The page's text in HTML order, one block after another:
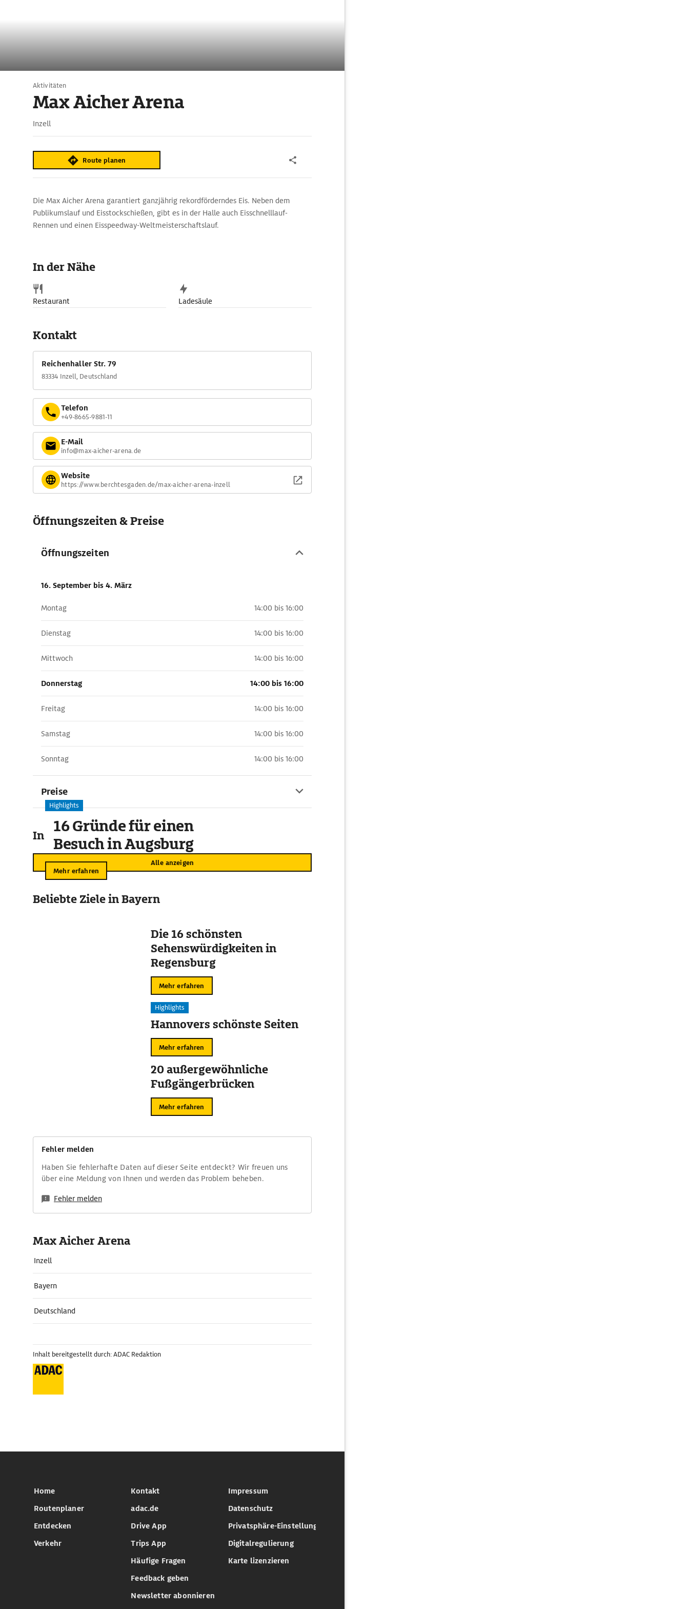
Aktivitäten
Max Aicher Arena
Inzell
Route planen
Die Max Aicher Arena garantiert ganzjährig rekordförderndes Eis. Neben dem
Publikumslauf und Eisstockschießen, gibt es in der Halle auch Eisschnelllauf-
Rennen und einen Eisspeedway-Weltmeisterschaftslauf.
In der Nähe
Restaurant Ladesäule
Kontakt
Reichenhaller Str. 79
83334 Inzell, Deutschland
Telefon
+49-8665-9881-11
E-Mail
info@max-aicher-arena.de
Website
https://www.berchtesgaden.de/max-aicher-arena-inzell
Öffnungszeiten & Preise
Öffnungszeiten
16. September bis 4. März
Montag 14:00 bis 16:00
Dienstag 14:00 bis 16:00
Mittwoch 14:00 bis 16:00
Donnerstag 14:00 bis 16:00
Freitag 14:00 bis 16:00
Samstag 14:00 bis 16:00
Sonntag 14:00 bis 16:00
Preise
In der Umgebung
Alle anzeigen
Highlights
16 Gründe für einen
Besuch in Augsburg
Mehr erfahren
Beliebte Ziele in Bayern
Die 16 schönsten
Sehenswürdigkeiten in
Regensburg
Mehr erfahren
Highlights
Hannovers schönste Seiten
Mehr erfahren
20 außergewöhnliche
Fußgängerbrücken
Mehr erfahren
Fehler melden
Haben Sie fehlerhafte Daten auf dieser Seite entdeckt? Wir freuen uns
über eine Meldung von Ihnen und werden das Problem beheben.
Fehler melden
Max Aicher Arena
Inzell
Bayern
Deutschland
Inhalt bereitgestellt durch: ADAC Redaktion
Home
Routenplaner
Entdecken
Verkehr
Kontakt
adac.de
Drive App
Trips App
Häufige Fragen
Feedback geben
Newsletter abonnieren
Impressum
Datenschutz
Privatsphäre-Einstellungen
Digitalregulierung
Karte lizenzieren